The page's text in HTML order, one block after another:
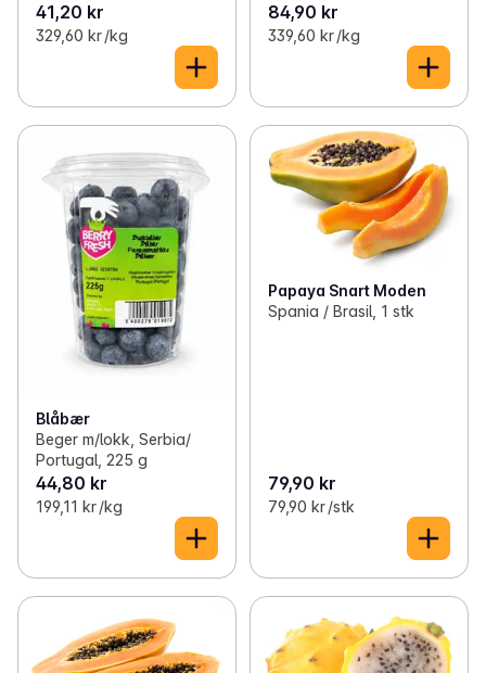
41,20 kr
329,60 kr /kg
84,90 kr
339,60 kr /kg
Blåbær
Beger m/lokk, Serbia/
Portugal, 225 g
44,80 kr
199,11 kr /kg
Papaya Snart Moden
Spania / Brasil, 1 stk
79,90 kr
79,90 kr /stk